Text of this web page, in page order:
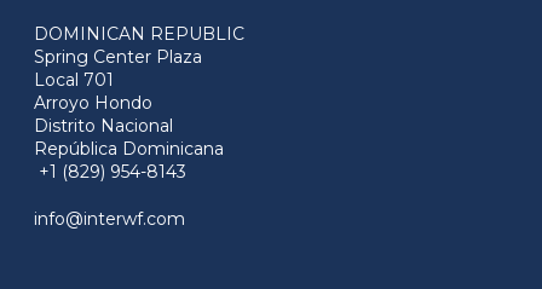
DOMINICAN REPUBLIC
Spring Center Plaza
Local 701
Arroyo Hondo
Distrito Nacional
República Dominicana
+1 (829) 954-8143
info@interwf.com